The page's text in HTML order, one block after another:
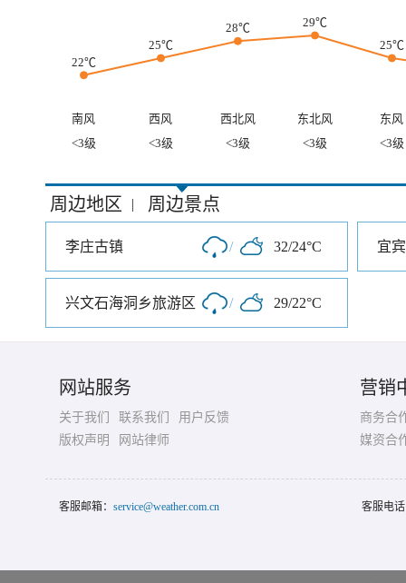
22℃
25℃
28℃
29℃
25℃
南风 西风 西北风 东北风
东风
<3级
<3级 <3级 <3级 <3级
周边地区 | 周边景点
李庄古镇 / 32/24°C
兴文石海洞乡旅游区 / 29/22°C
网站服务
关于我们 联系我们
用户反馈
版权声明
网站律师
营销
商务合
媒资合
客服邮箱： service@weather.com.cn 客服电